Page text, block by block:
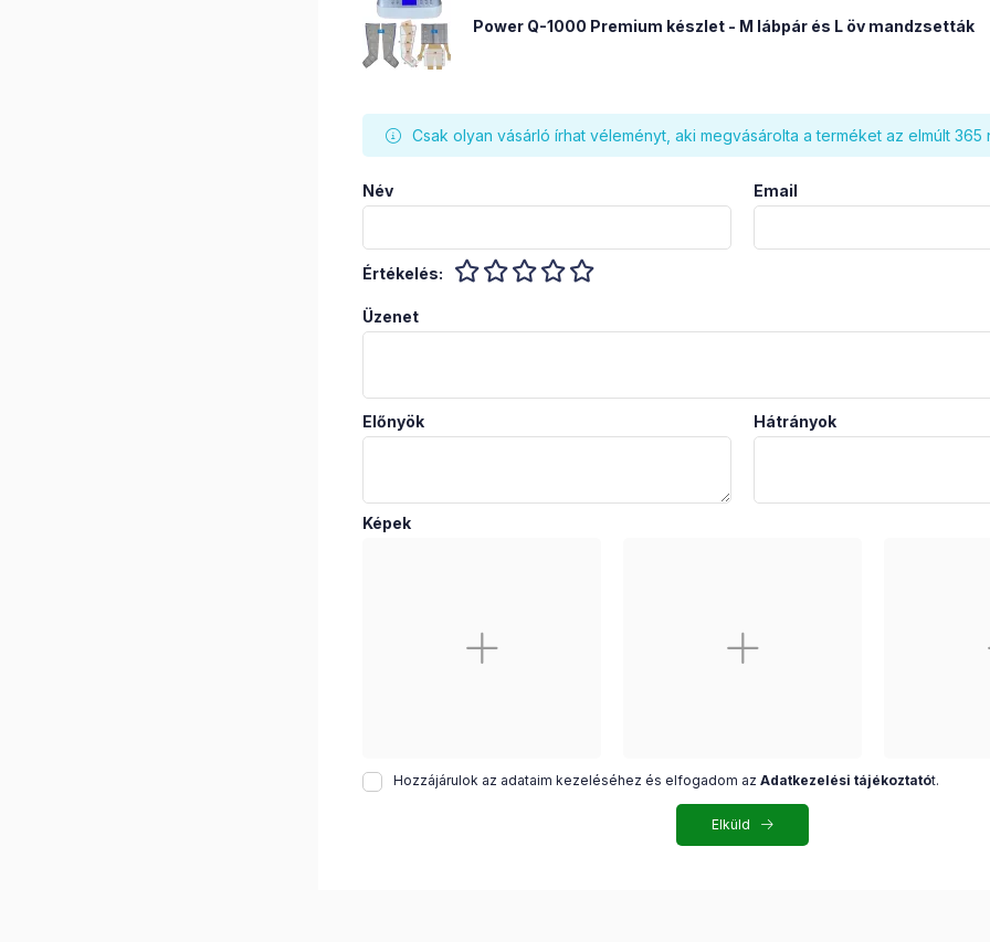
Power Q-1000 Premium készlet - M lábpár és L öv mandzsetták
Csak olyan vásárló írhat véleményt, aki megvásárolta a terméket az elmúlt 365
Név Email
Értékelés:
Üzenet
Előnyök Hátrányok
Képek
Hozzájárulok az adataim kezeléséhez és elfogadom az Adatkezelési tájékoztatót.
Elküld